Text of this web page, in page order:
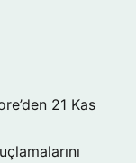
21 Kas